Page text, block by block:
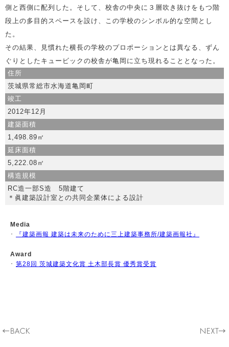
側と西側に配列した。そして、校舎の中央に３層吹き抜けをもつ階
段上の多目的スペースを設け、この学校のシンボル的な空間とし
た。
その結果、見慣れた横長の学校のプロポーションとは異なる、ずん
ぐりとしたキュービックの校舎が亀岡に立ち現れることとなった。
住所
茨城県常総市水海道亀岡町
竣工
2012年12月
建築面積
1,498.89㎡
延床面積
5,222.08㎡
構造規模
RC造一部S造 5階建て
＊眞建築設計室との共同企業体による設計
Media
･
『建築画報 建築は未来のために三上建築事務所/建築画報社』
Award
･ 第28回 茨城建築文化賞 土木部長賞 優秀賞受賞